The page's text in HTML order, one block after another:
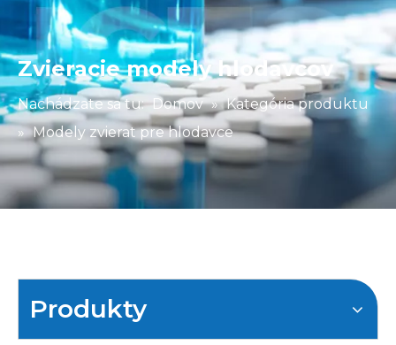
Zvieracie modely hlodavcov
Nachádzate sa tu: Domov » Kategória produktu
» Modely zvierat pre hlodavce
Produkty